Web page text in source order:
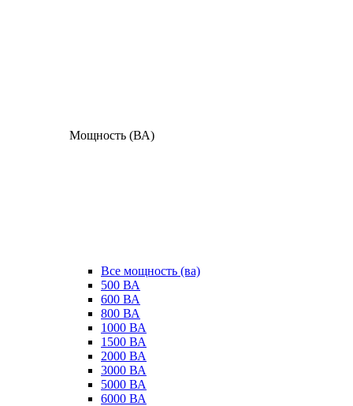
Мощность (ВА)
Все мощность (ва)
500 ВА
600 ВА
800 ВА
1000 ВА
1500 ВА
2000 ВА
3000 ВА
5000 ВА
6000 ВА